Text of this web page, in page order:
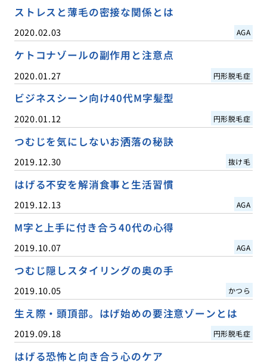
ストレスと薄毛の密接な関係とは
2020.02.03 AGA
ケトコナゾールの副作用と注意点
2020.01.27 円形脱毛症
ビジネスシーン向け40代M字髪型
2020.01.12 円形脱毛症
つむじを気にしないお洒落の秘訣
2019.12.30 抜け毛
はげる不安を解消食事と生活習慣
2019.12.13 AGA
M字と上手に付き合う40代の心得
2019.10.07 AGA
つむじ隠しスタイリングの奥の手
2019.10.05 かつら
生え際・頭頂部。はげ始めの要注意ゾーンとは
2019.09.18 円形脱毛症
はげる恐怖と向き合う心のケア